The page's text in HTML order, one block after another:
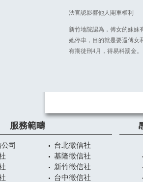
法官認影響他人開車權利
新竹地院認為，傅女的妹妹
她停車，目的就是要逼傅女
有期徒刑4月，得易科罰金。
服務範疇
司
台北徵信社
基隆徵信社
新竹徵信社
台中徵信社